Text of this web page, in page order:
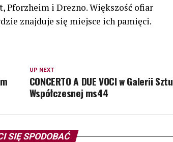
Pforzheim i Drezno. Większość ofiar
znajduje się miejsce ich pamięci.
UP NEXT
CONCERTO A DUE VOCI w Galerii
Współczesnej ms44
SIĘ SPODOBAĆ